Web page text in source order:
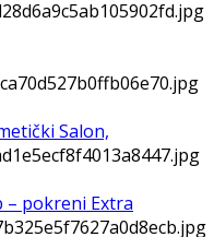
Salon,
– pokreni Extra